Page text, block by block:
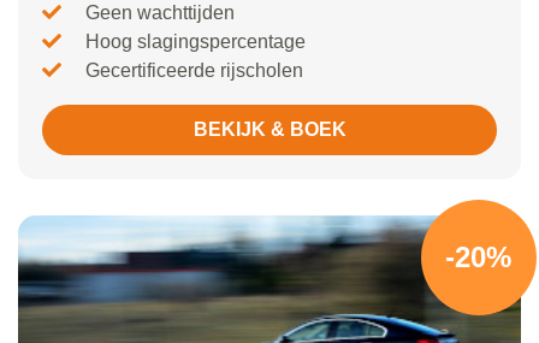
Geen wachttijden
Hoog slagingspercentage
Gecertificeerde rijscholen
BEKIJK & BOEK
-20%